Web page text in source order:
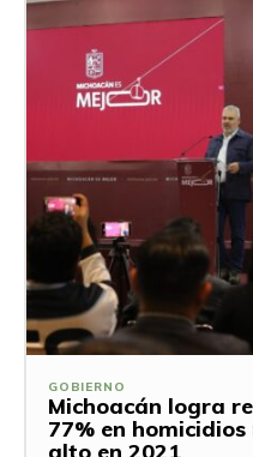
GOBIERNO
Michoacán logra
77% en
alto en 2021